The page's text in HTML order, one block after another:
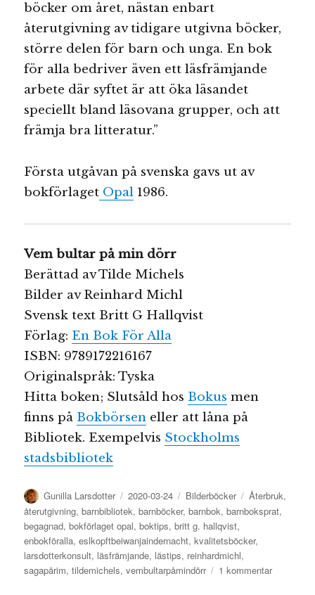
böcker om året, nästan enbart
återutgivning av tidigare utgivna böcker,
större delen för barn och unga. En bok
för alla bedriver även ett läsfrämjande
arbete där syftet är att öka läsandet
speciellt bland läsovana grupper, och att
främja bra litteratur.”
Första utgåvan på svenska gavs ut av
bokförlaget Opal 1986.
Vem bultar på min dörr
Berättad av Tilde Michels
Bilder av Reinhard Michl
Svensk text Britt G Hallqvist
Förlag: En Bok För Alla
ISBN: 9789172216167
Originalspråk: Tyska
Hitta boken; Slutsåld hos Bokus men
finns på Bokbörsen eller att låna på
Bibliotek. Exempelvis Stockholms
stadsbibliotek
Författare
Gunilla Larsdotter
Publicerat
den
2020-03-24 Kategorier
Bilderböcker Etiketter
Återbruk,
återutgivning,barnbibliotek,barnböcker,barnbok,barnboksprat,
begagnad,bokförlaget opal,boktips,britt g. hallqvist,
enbokföralla,eslkopftbeiwanjaindernacht,kvalitetsböcker,
larsdotterkonsult, läsfrämjande, lästips, reinhardmichl,
sagapårim,tildemichels,vembultarpåmindörr 1 kommentartill